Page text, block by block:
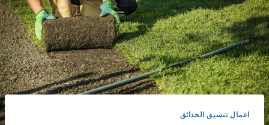
اعمال تنسيق الحدائق